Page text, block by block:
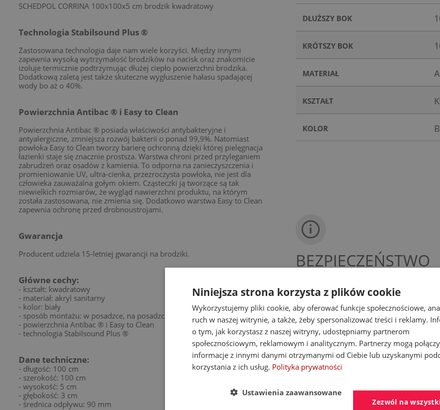
SCHEDPOL CORRINA 100x100x5 cm brodzik kwadratowy
Technologia Stabilsound Plus ®
Zastosowana technologia daje nam wiele korzyści. Między innymi
zapewnia wysoką wytrzymałość brodzików na nacisk oraz znakomicie
izoluje termicznie podtrzymując dłużej ciepło powierzchni brodzika.
Dodatkową zaletą jest także skuteczne wygłuszenie hałasu spadającej
wody bo aż o 40%.
Powierzchnia Antibac ® i Easy to Clean
Powierzchnia Antibac ® posiada właściwości antybakteryjne i
antyalergiczne, zmniejsza rozwój bakterii o ponad 99,9%. Natomiast
powłoka Easy to Clean tworzy barierę ochronną dzięki której pielęgnacja
łazienki staje się znacznie prostsza. Warstwa chroni przed przyleganiem
zabrudzeń oraz osadów z kamienia. To odporna na zanieczyszczenia i
promieniowanie UV, ultra-cienka, przezroczysta powłoka, nie jest dla
człowieka zauważalna gołym okiem. Cząsteczki ją tworzące są tak
niewielkich rozmiarów, że wygląd nawierzchni produktu, na którym
została zastosowana, nie zmienia się. Dodatkowo warstwa Easy to Clean
zapewnia ochronę przed drobnoustrojami.
Gwarancja
Producent udziela 15-letniej gwarancji na brodziki.
Główne cechy:
- kształt: kwadratowy
- materiał: akryl sanitarny
- kolor: biały
- sposób montażu: w posadzce, na posadzce
- powierzchnia Antibac ® i Easy to Clean
- technologia Stabilsound Plus ®
Dane techniczne:
- długość: 100 cm
- szerokość: 100 cm
- wysokość: 5 cm
- głębokość: 3 cm
- średnica odpływu: 90 mm
DŁUŻSZY BOK
KRÓTSZY BOK
MATERIAŁ
KSZTAŁT
KOLOR
BEZPIECZEŃSTWO
Producent
SCHEDPOL SPÓŁKA Z OGRANICZONĄ
Przemysłowa 2
64-400 Międzychód – Bielsko, Polska
biuro@schedpol.pl
Niniejsza strona korzysta z plików cookie
Wykorzystujemy pliki cookie, aby oferować funkcje społecznościowe,
ruch w naszej witrynie, a także, żeby spersonalizować treści i reklamy.
o tym, jak korzystasz z naszej witryny, udostępniamy partnerom
społecznościowym, reklamowym i analitycznym. Partnerzy mogą
informacje z innymi danymi otrzymanymi od Ciebie lub uzyskanymi
korzystania z ich usług. Polityka prywatności
Zezwól na
Ustawienia zaawansowane